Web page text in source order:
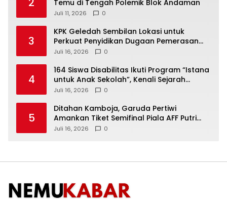
Temu di Tengah Polemik Blok Andaman
Juli 11, 2026 0
3
KPK Geledah Sembilan Lokasi untuk
Perkuat Penyidikan Dugaan Pemerasan
Bupati Sukoharjo Nonaktif
Juli 16, 2026 0
4
164 Siswa Disabilitas Ikuti Program “Istana
untuk Anak Sekolah”, Kenali Sejarah
Bangsa dan Pemerintahan
Juli 16, 2026 0
5
Ditahan Kamboja, Garuda Pertiwi
Amankan Tiket Semifinal Piala AFF Putri
2026
Juli 16, 2026 0